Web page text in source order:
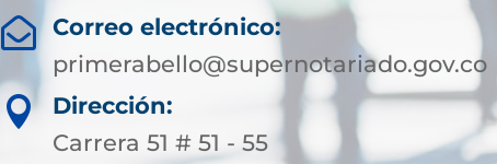

Correo electrónico:
primerabello@supernotariado.gov.co

Dirección:
Carrera 51 # 51 - 55